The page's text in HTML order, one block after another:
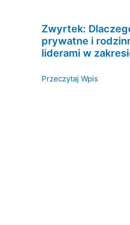
Zwyrtek:
prywatne i
liderami w
Przeczytaj Wpis